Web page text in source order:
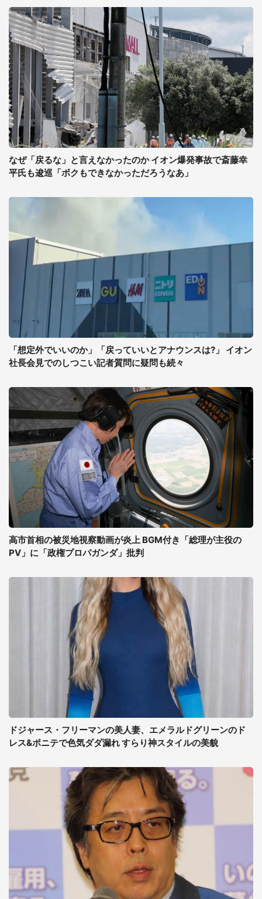
なぜ「戻るな」と言えなかったのか イオン爆発事故で斎藤幸
平氏も逡巡「ボクもできなかっただろうなあ」
「想定外でいいのか」「戻っていいとアナウンスは?」 イオン
社長会見でのしつこい記者質問に疑問も続々
高市首相の被災地視察動画が炎上 BGM付き「総理が主役の
PV」に「政権プロパガンダ」批判
ドジャース・フリーマンの美人妻、エメラルドグリーンのド
レス&ポニテで色気ダダ漏れ すらり神スタイルの美貌